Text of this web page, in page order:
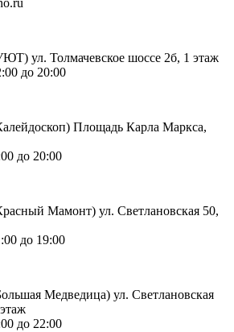
ул. Толмачевское шоссе 2б, 1 этаж
до 20:00
Площадь Карла Маркса,
до 20:00
Мамонт) ул. Светлановская 50,
до 19:00
Медведица) ул. Светлановская
до 22:00